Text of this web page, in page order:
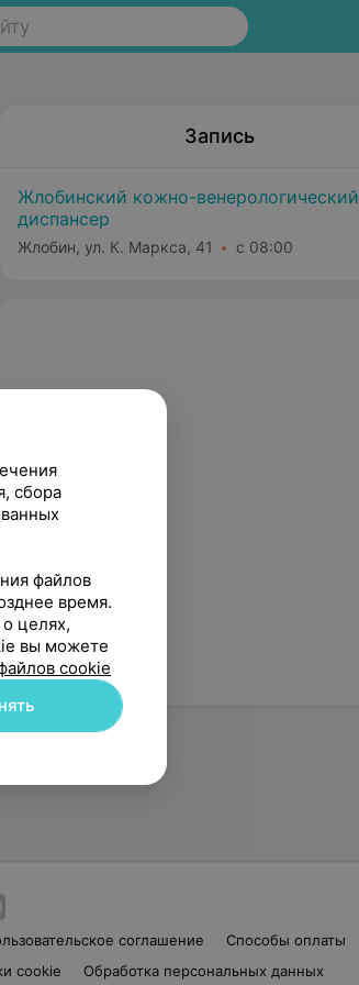
Запись
Жлобинский кожно-венерологический
диспансер
Жлобин, ул. К. Маркса, 41 с 08:00
соглашение Способы оплаты
cookie Обработка персональных данных
сбора
файлов
время.
целях,
вы можете
cookie